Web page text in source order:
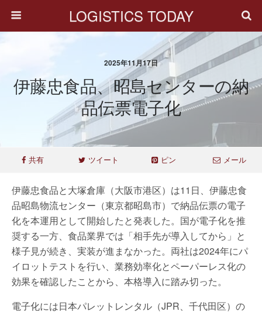
LOGISTICS TODAY
2025年11月17日
伊藤忠食品、昭島センターの納
品伝票電子化
共有 ツイート ピン メール
伊藤忠食品と大塚倉庫（大阪市港区）は11日、伊藤忠食
品昭島物流センター（東京都昭島市）で納品伝票の電子
化を本運用として開始したと発表した。国が電子化を推
奨する一方、食品業界では「相手先が導入してから」と
様子見が続き、実装が進まなかった。両社は2024年にパ
イロットテストを行い、業務効率化とペーパーレス化の
効果を確認したことから、本格導入に踏み切った。
電子化には日本パレットレンタル（JPR、千代田区）の